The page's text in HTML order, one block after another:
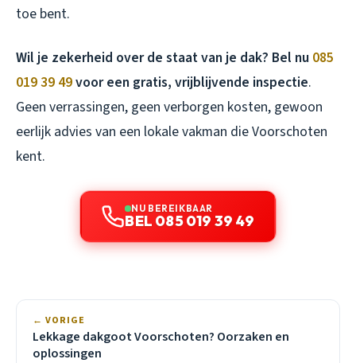
toe bent.
Wil je zekerheid over de staat van je dak? Bel nu 085
019 39 49voor een gratis, vrijblijvende inspectie.
Geen verrassingen, geen verborgen kosten, gewoon
eerlijk advies van een lokale vakman die Voorschoten
kent.
NU BEREIKBAAR
BEL 085 019 39 49
← VORIGE
Lekkage dakgoot Voorschoten? Oorzaken en
oplossingen